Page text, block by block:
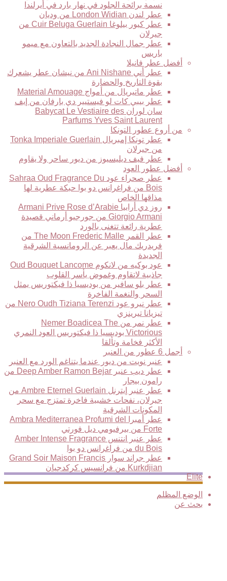
نسمة برائحة الجلود في نهار بارد في أيرلندا
عطر لندن London Widian من وديان
عطر كيور بيلوغا Cuir Beluga Guerlain من
جيرلان
عطر جمال النجادة الجديد بالتعاون مع ميمو
باريس
أفضل عطر فانيلا
عطر أني Ani Nishane من نيشان عطر يشعرك
بقوة التاريخ والحضارة
عطر ماتيريال من أمواج Material Amouage
عطر بيبي كات لو فيستيير دي بارفان من إيف
سان لوران Babycat Le Vestiaire des
Parfums Yves Saint Laurent
من أروع عطور التونكا
عطر تونكا إمبريال Tonka Imperiale Guerlain
من جيرلان
عطر فيف ديليسيوز من ديور ساحر ولا يقاوم
أفضل عطور العود
عطر صحراء عود Sahraa Oud Fragrance Du
Bois من فراغرانس دو بوا حبكة عطرية لها
مذاقها الخاص
روز دي أرابيا Armani Prive Rose d’Arabie
Giorgio Armani من جورجيو أرماني قصيدة
عطرية رائعة تتغنى بالورد
عطر القمر The Moon Frederic Malle من
فريدريك مال يعبر عن الرومانسية الشرقية
الجديدة
عود بوكيه من لانكوم Oud Bouquet Lancome
جاذبية لاتقاوم وغموض يأسر القلوب
عطر بلو سافير من بوديسيا ذا فيكتوريس يمثل
السحر والنغمة الفاخرة
عطر نيرو عود Nero Oudh Tiziana Terenzi من
تيزيانا تيرينزي
عطر نمر من Nemer Boadicea The
Victorious بوديسيا ذا فيكتوريس العود النمري
الأكثر فخامة وتألقا
أجمل 6 عطور من العنبر
عنبر نويت من ديور عندما يتناغم الورد مع العنبر
عطر ديب عنبر Deep Amber Ramon Bejar من
رامون بيجار
عطر عنبر إيترنل Ambre Eternel Guerlain من
جيرلان، نفحات خشبية فاخرة تمتزج مع سحر
المكونات الشرقية
عطر أمبرا Ambra Mediterranea Profumi del
Forte من بيرفيومي ديل فورتي
عطر عنبر انتنس Amber Intense Fragrance
du Bois من فراغرانس دو بوا
عطر جراند سوار Grand Soir Maison Francis
Kurkdjian من فرانسيس كركدجيان
Elite
الوضع المظلم
بحث عن